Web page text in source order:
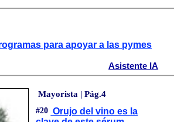
para apoyar a las pymes
Asistente IA
Mayorista | Pág.4
#20 Orujo del vino es la